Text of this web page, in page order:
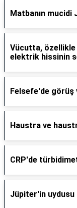
Matbanın mucidi
Vücutta, özellikle
elektrik hissinin
Felsefe'de görüş
Haustra ve
CRP'de
Jüpiter'in uydusu